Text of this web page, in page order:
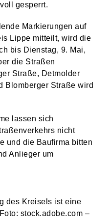
gesperrt.
Markierungen auf
Lippe mitteilt, wird die
bis Dienstag, 9. Mai,
die Straßen
Straße, Detmolder
Blomberger Straße wird
lassen sich
nicht
und die Baufirma bitten
Anlieger um
des Kreisels ist eine
stock.adobe.com –